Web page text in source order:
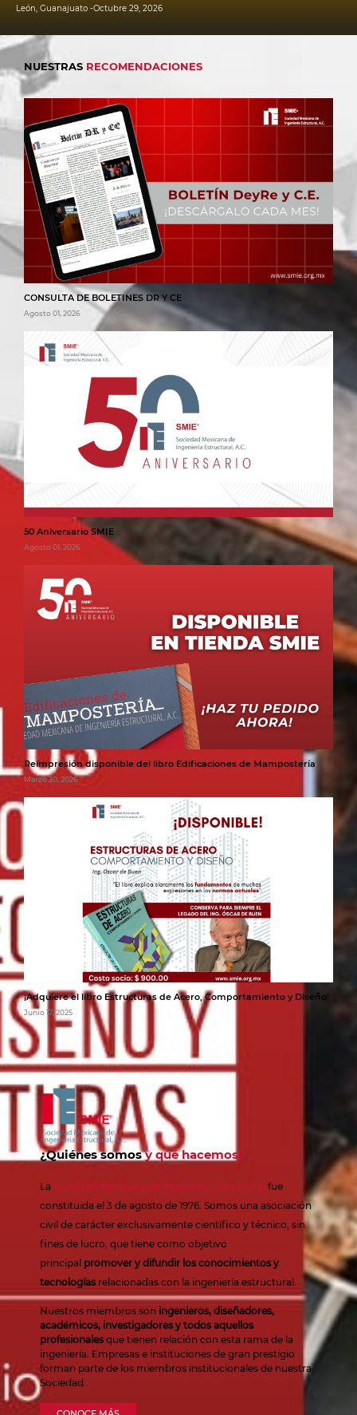
León, Guanajuato -Octubre 29, 2026
NUESTRAS RECOMENDACIONES
CONSULTA DE BOLETINES DR Y CE
Agosto 01, 2026
50 Aniversario SMIE
Agosto 01, 2026
Reimpresión disponible del libro Edificaciones de Mampostería
Marzo 30, 2026
¡Adquiere el libro Estructuras de Acero, Comportamiento y Diseño!
Junio 17, 2025
¿Quiénes somosy qué hacemos?
La Sociedad Mexicana de Ingeniería Estructural fue
constituida el 3 de agosto de 1976. Somos una asociación
civil de carácter exclusivamente científico y técnico, sin
fines de lucro, que tiene como objetivo
principal promover y difundir los conocimientos y
tecnologías relacionadas con la ingeniería estructural.
Nuestros miembros son ingenieros, diseñadores,
académicos, investigadores y todos aquellos
profesionales que tienen relación con esta rama de la
ingeniería. Empresas e instituciones de gran prestigio
forman parte de los miembros institucionales de nuestra
Sociedad.